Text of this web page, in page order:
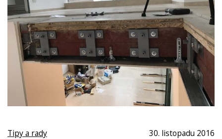
Tipy a rady 30. listopadu 2016